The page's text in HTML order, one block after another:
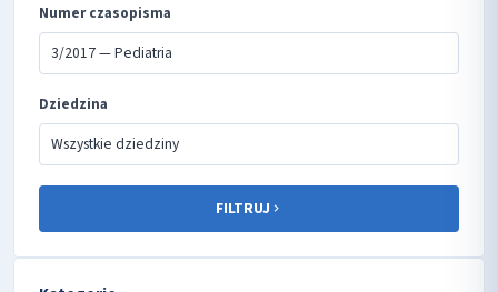
Numer czasopisma
Dziedzina
FILTRUJ